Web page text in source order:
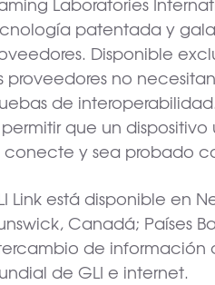
patentada y
Disponible
proveedores no
de
que un
conecte y sea probado
Link está disponible en
Canadá; Países
de información
de GLI e internet.